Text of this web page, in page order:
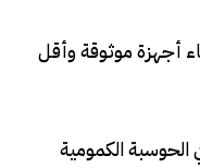
أجهزة موثوقة وأقل
الحوسبة الكمومية